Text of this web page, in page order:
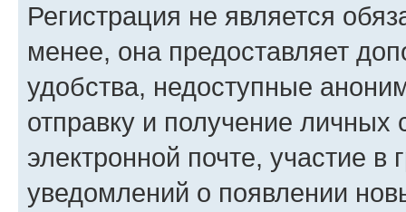
Регистрация не является
менее, она предоставляет
удобства, недоступные
отправку и получение
электронной почте, участие в
уведомлений о появлении